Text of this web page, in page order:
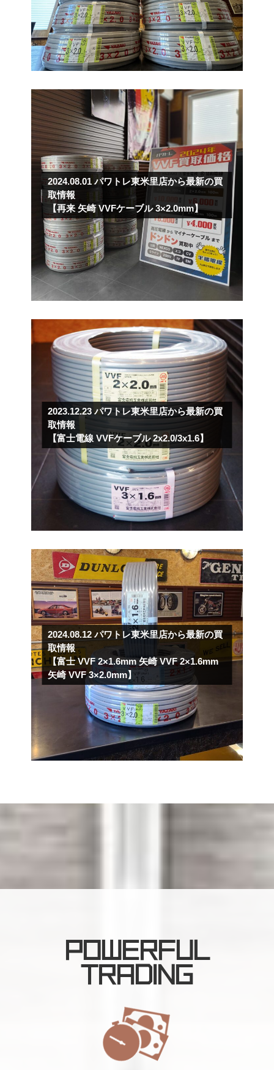
2024.08.01パワトレ東米里店から最新の買
取情報
【再来 矢崎 VVFケーブル 3×2.0mm】
2023.12.23パワトレ東米里店から最新の買
取情報
【富士電線 VVFケーブル 2x2.0/3x1.6】
2024.08.12パワトレ東米里店から最新の買
取情報
【富士 VVF 2×1.6mm 矢崎 VVF 2×1.6mm
矢崎 VVF 3×2.0mm】
POWERFUL
TRADING